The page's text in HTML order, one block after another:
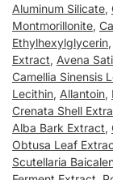
Aluminum Silicate,
Montmorillonite,
Ethylhexylglycerin,
Extract, Avena
Camellia Sinensis
Lecithin, Allantoin,
Crenata Shell
Alba Bark Extract,
Obtusa Leaf
Scutellaria